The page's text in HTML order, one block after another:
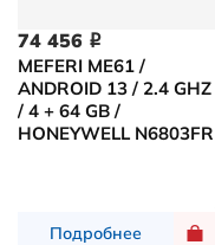
74 456 i
MEFERI ME61 /
ANDROID 13 / 2.4 GHZ
/ 4 + 64 GB /
HONEYWELL N6803FR
Подробнее